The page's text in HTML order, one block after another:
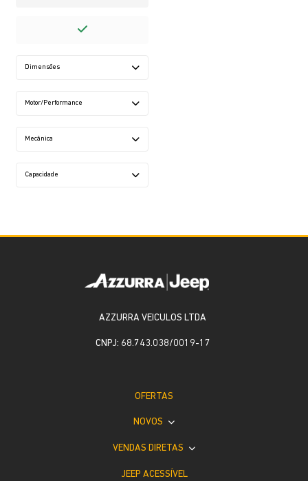
Dimensões
Motor/Performance
Mecânica
Capacidade
AZZURRA VEICULOS LTDA
CNPJ: 68.743.038/0019-17
OFERTAS
NOVOS
VENDAS DIRETAS
JEEP ACESSÍVEL